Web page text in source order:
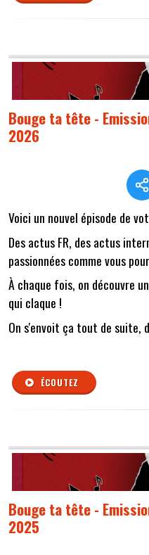
Bouge ta tête -
2026
Voici un nouvel épisode de
Des actus FR, des actus
passionnées comme vous
À chaque fois, on découvre
qui claque !
On s'envoit ça tout de suite,
ÉCOUTEZ
Bouge ta tête -
2025